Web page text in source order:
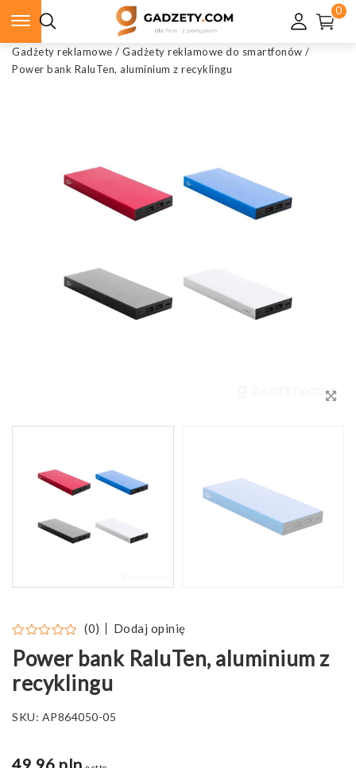
0
Gadżety reklamowe / Gadżety reklamowe do smartfonów /
Power bank RaluTen, aluminium z recyklingu
(0) Dodaj opinię
Power bank RaluTen, aluminium z
recyklingu
SKU: AP864050-05